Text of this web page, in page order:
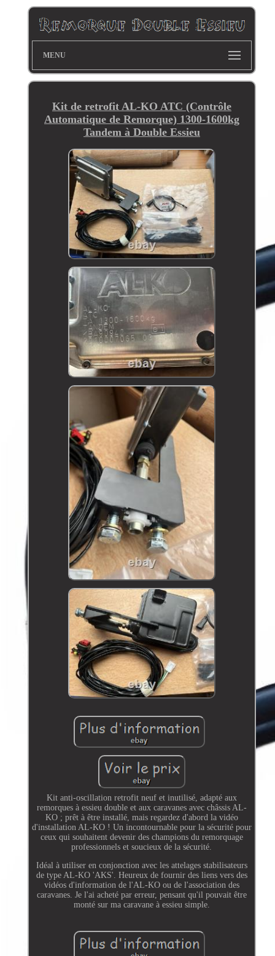
MENU
Kit de retrofit AL-KO ATC (Contrôle
Automatique de Remorque) 1300-1600kg
Tandem à Double Essieu
Kit anti-oscillation retrofit neuf et inutilisé, adapté aux
remorques à essieu double et aux caravanes avec châssis AL-
KO ; prêt à être installé, mais regardez d'abord la vidéo
d'installation AL-KO ! Un incontournable pour la sécurité pour
ceux qui souhaitent devenir des champions du remorquage
professionnels et soucieux de la sécurité.
Idéal à utiliser en conjonction avec les attelages stabilisateurs
de type AL-KO 'AKS'. Heureux de fournir des liens vers des
vidéos d'information de l'AL-KO ou de l'association des
caravanes. Je l'ai acheté par erreur, pensant qu'il pouvait être
monté sur ma caravane à essieu simple.